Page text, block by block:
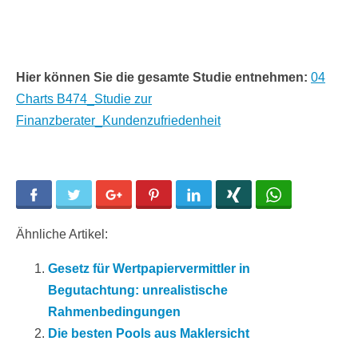
Hier können Sie die gesamte Studie entnehmen: 04
Charts B474_Studie zur
Finanzberater_Kundenzufriedenheit
Facebook Twitter Google+ Pinterest LinkedIn
Ähnliche Artikel:
Gesetz für Wertpapiervermittler in
Begutachtung: unrealistische
Rahmenbedingungen
Die besten Pools aus Maklersicht